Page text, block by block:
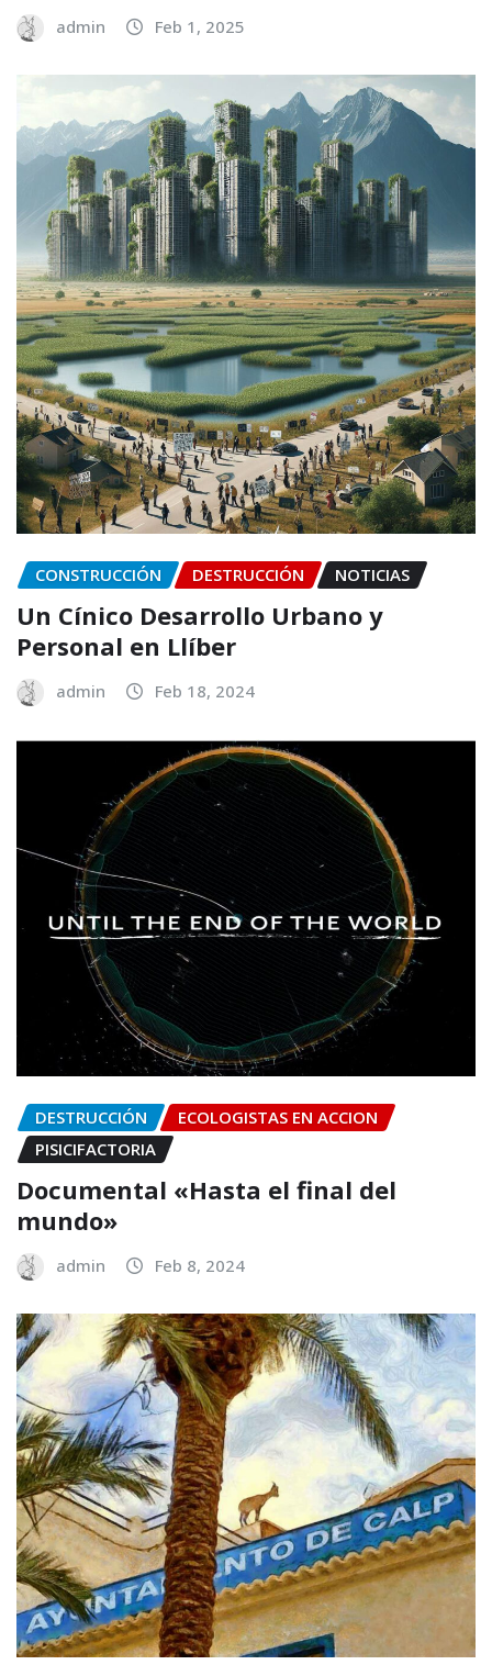
admin Feb 1, 2025
CONSTRUCCIÓN DESTRUCCIÓN NOTICIAS
Un Cínico Desarrollo Urbano y
Personal en Llíber
admin Feb 18, 2024
DESTRUCCIÓN
ECOLOGISTAS EN ACCION
PISICIFACTORIA
Documental «Hasta el final del
mundo»
admin Feb 8, 2024